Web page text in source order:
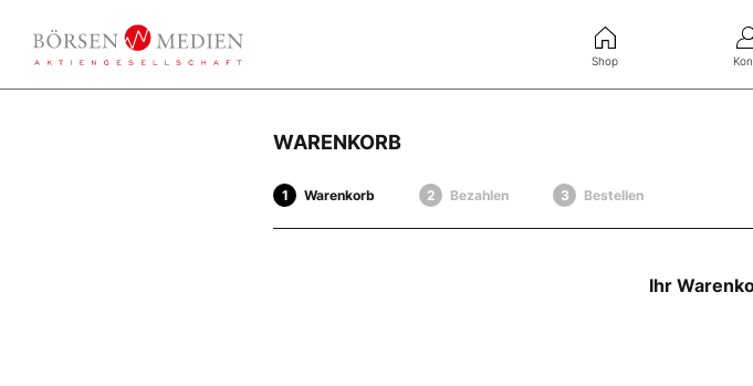
Shop
WARENKORB
Warenkorb Bezahlen Bestellen
Ihr